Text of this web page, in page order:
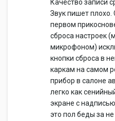
Качество записи
Звук пишет
первом
сброса настроек
микрофоном)
кнопки сброса в
каркам на самом
прибор в салоне
легко как
экране с
это пол беды за